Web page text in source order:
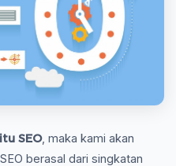
SEO, maka kami akan
berasal dari singkatan